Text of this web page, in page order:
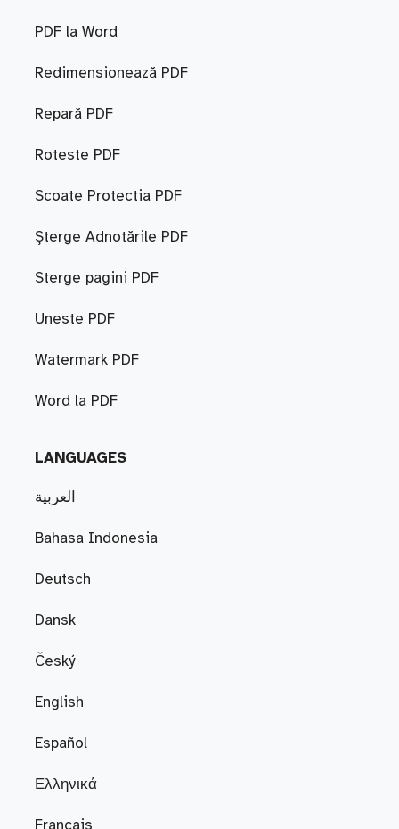
PDF la Word
Redimensionează PDF
Repară PDF
Roteste PDF
Scoate Protectia PDF
Șterge Adnotările PDF
Sterge pagini PDF
Uneste PDF
Watermark PDF
Word la PDF
LANGUAGES
العربية
Bahasa Indonesia
Deutsch
Dansk
Český
English
Español
Ελληνικά
Français